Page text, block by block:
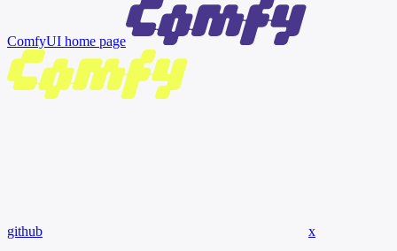
ComfyUI home page
github x